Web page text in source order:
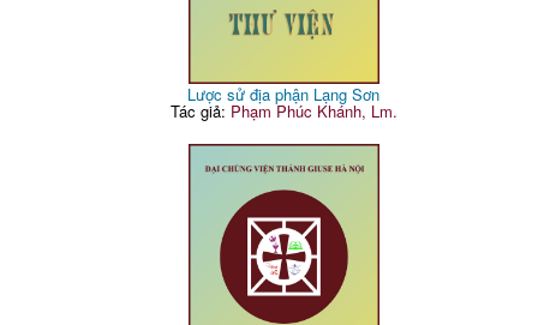
Lược sử địa phận Lạng Sơn
Tác giả: Phạm Phúc Khánh, Lm.